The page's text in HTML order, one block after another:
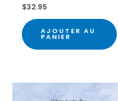
$32.95
AJOUTER AU
PANIER